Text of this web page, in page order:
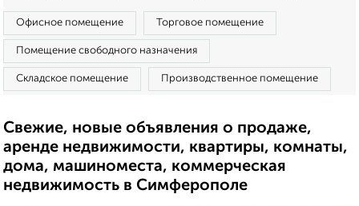
Офисное помещение Торговое помещение
Помещение свободного назначения
Складское помещение Производственное помещение
Свежие, новые объявления о продаже,
аренде недвижимости, квартиры, комнаты,
дома, машиноместа, коммерческая
недвижимость в Симферополе